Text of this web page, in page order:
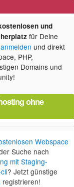
und
für Deine
und direkt
PHP,
Domains und
ohne
Webspace
Suche nach
mit Staging-
? Jetzt günstige
registrieren!